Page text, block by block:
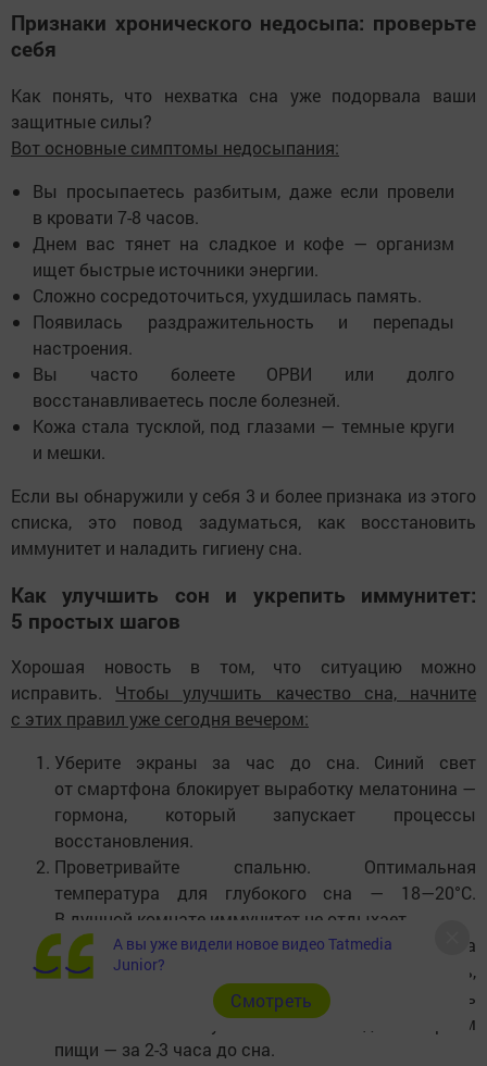
Признаки хронического недосыпа: проверьте
себя
Как понять, что нехватка сна уже подорвала ваши
защитные силы?
Вот основные симптомы недосыпания:
Вы просыпаетесь разбитым, даже если провели
в кровати 7-8 часов.
Днем вас тянет на сладкое и кофе — организм
ищет быстрые источники энергии.
Сложно сосредоточиться, ухудшилась память.
Появилась раздражительность и перепады
настроения.
Вы часто болеете ОРВИ или долго
восстанавливаетесь после болезней.
Кожа стала тусклой, под глазами — темные круги
и мешки.
Если вы обнаружили у себя 3 и более признака из этого
списка, это повод задуматься, как восстановить
иммунитет и наладить гигиену сна.
Как улучшить сон и укрепить иммунитет:
5 простых шагов
Хорошая новость в том, что ситуацию можно
исправить. Чтобы улучшить качество сна, начните
с этих правил уже сегодня вечером:
Уберите экраны за час до сна. Синий свет
от смартфона блокирует выработку мелатонина —
гормона, который запускает процессы
восстановления.
Проветривайте спальню. Оптимальная
температура для глубокого сна — 18—20°C.
В душной комнате иммунитет не отдыхает.
Не ешьте плотно на ночь. Тяжелая пища
заставляет пищеварительную систему работать,
вместо того чтобы дать организму возможность
заниматься иммунитетом. Последний прием
пищи — за 2-3 часа до сна.
А вы уже видели новое видео Tatmedia
Junior?
Cмотреть